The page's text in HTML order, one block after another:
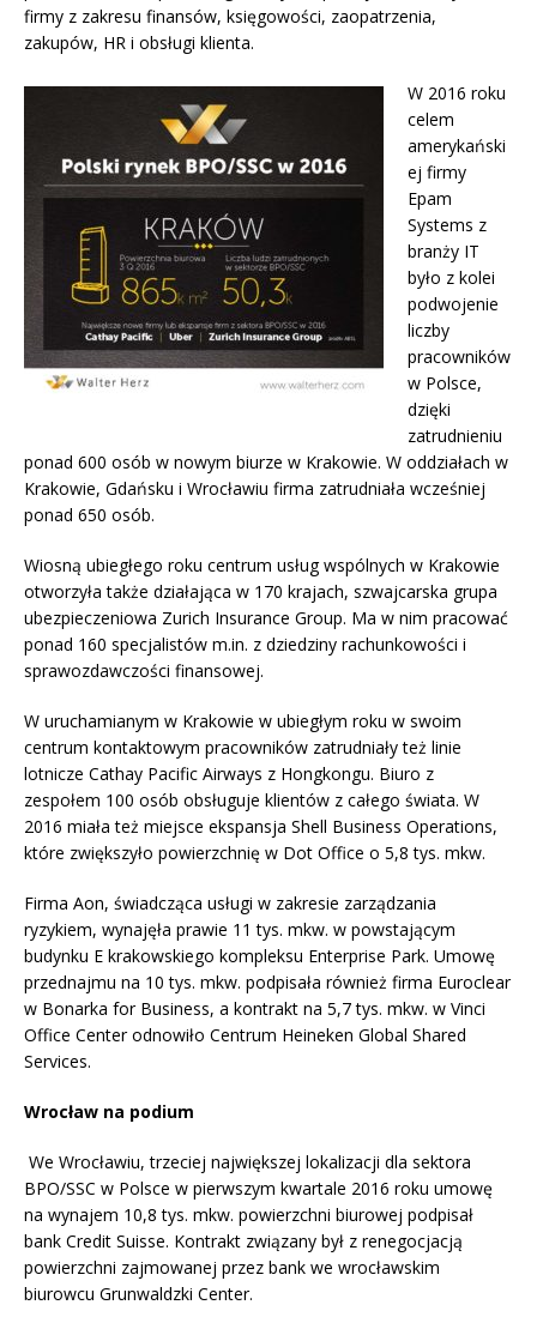
firmy z zakresu finansów, księgowości, zaopatrzenia,
zakupów, HR i obsługi klienta.
W 2016 roku
celem
amerykański
ej firmy
Epam
Systems z
branży IT
było z kolei
podwojenie
liczby
pracowników
w Polsce,
dzięki
zatrudnieniu
ponad 600 osób w nowym biurze w Krakowie. W oddziałach w
Krakowie, Gdańsku i Wrocławiu firma zatrudniała wcześniej
ponad 650 osób.
Wiosną ubiegłego roku centrum usług wspólnych w Krakowie
otworzyła także działająca w 170 krajach, szwajcarska grupa
ubezpieczeniowa Zurich Insurance Group. Ma w nim pracować
ponad 160 specjalistów m.in. z dziedziny rachunkowości i
sprawozdawczości finansowej.
W uruchamianym w Krakowie w ubiegłym roku w swoim
centrum kontaktowym pracowników zatrudniały też linie
lotnicze Cathay Pacific Airways z Hongkongu. Biuro z
zespołem 100 osób obsługuje klientów z całego świata. W
2016 miała też miejsce ekspansja Shell Business Operations,
które zwiększyło powierzchnię w Dot Office o 5,8 tys. mkw.
Firma Aon, świadcząca usługi w zakresie zarządzania
ryzykiem, wynajęła prawie 11 tys. mkw. w powstającym
budynku E krakowskiego kompleksu Enterprise Park. Umowę
przednajmu na 10 tys. mkw. podpisała również firma Euroclear
w Bonarka for Business, a kontrakt na 5,7 tys. mkw. w Vinci
Office Center odnowiło Centrum Heineken Global Shared
Services.
Wrocław na podium
We Wrocławiu, trzeciej największej lokalizacji dla sektora
BPO/SSC w Polsce w pierwszym kwartale 2016 roku umowę
na wynajem 10,8 tys. mkw. powierzchni biurowej podpisał
bank Credit Suisse. Kontrakt związany był z renegocjacją
powierzchni zajmowanej przez bank we wrocławskim
biurowcu Grunwaldzki Center.